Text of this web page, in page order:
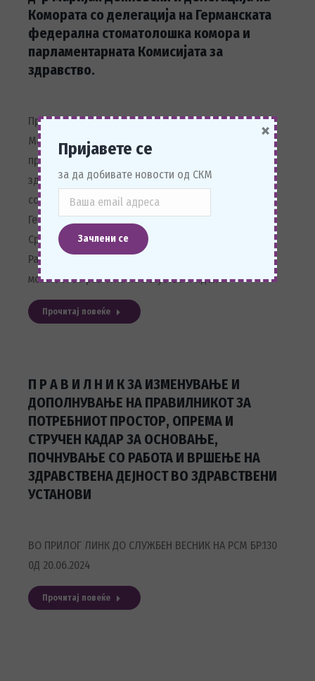
Комората со делегација на Германската
федерална стоматолошка комора и
парламентарната Комисијата за
здравство.
Претседателот на Стоматолошката комора на
Македонија со делегација на Комората, ја оствари
првата средба со парламентарната комисија за
здравство на новиот состав на Македонското
собрание на која присуствуваше делегација на
Германската федерална стоматолошка комора.
Средбата ја отвори претседателката на Комисијата,
Рашела Мизрахи, која информира дека ова е добра
можност за размена на искуства и идеи.…
Прочитај повеќе
П Р А В И Л Н И К ЗА ИЗМЕНУВАЊЕ И
ДОПОЛНУВАЊЕ НА ПРАВИЛНИКОТ ЗА
ПОТРЕБНИОТ ПРОСТОР, ОПРЕМА И
СТРУЧЕН КАДАР ЗА ОСНОВАЊЕ,
ПОЧНУВАЊЕ СО РАБОТА И ВРШЕЊЕ НА
ЗДРАВСТВЕНА ДЕЈНОСТ ВО ЗДРАВСТВЕНИ
УСТАНОВИ
ВО ПРИЛОГ ЛИНК ДО СЛУЖБЕН ВЕСНИК НА РСМ БР.130
0Д 20.06.2024
Прочитај повеќе
Пријавете се
за да добивате новости од СКМ
×